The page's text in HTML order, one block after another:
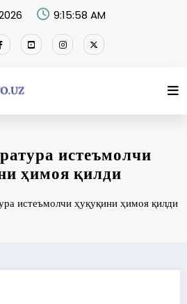
9:15:58 AM
истеъмолчи
ҳимоя қилди
истеъмолчи ҳуқуқини ҳимоя қилди